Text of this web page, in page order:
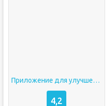
Приложение для улучшения качества фото
4,2